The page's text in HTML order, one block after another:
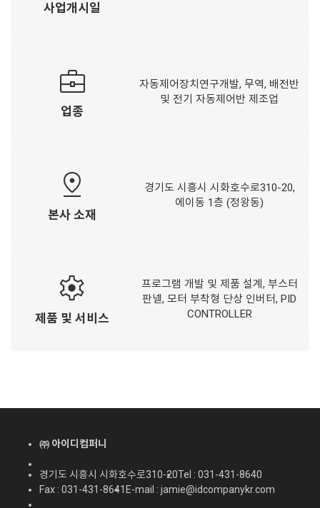
사업개시일
business_center
업종
자동제어장치연구개발, 무역, 배전반
및 전기 자동제어반 제조업
pin_drop
본사 소재
경기도 시흥시 시화호수로310-20,
에이동 1층 (정왕동)
settings
제품 및 서비스
프로그램 개발 및 제품 설계, 부스터
판넬, 모터 부착형 단상 인버터, PID
CONTROLLER
㈜ 아이디컴퍼니
경기도 시흥시 시화호수로310-20Tel : 031-431-8640
Fax : 031-431-8641 E-mail : jamie@idcompanykr.com